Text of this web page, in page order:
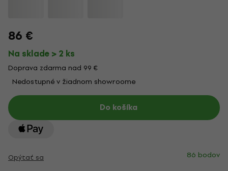
86 €
Na sklade > 2 ks
Doprava zdarma nad 99 €
Nedostupné v žiadnom showroome
Do košíka
Opýtať sa 86 bodov